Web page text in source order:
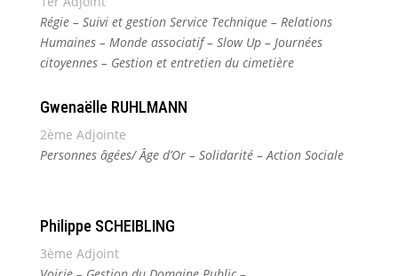
Régie – Suivi et gestion Service Technique – Relations
Humaines – Monde associatif – Slow Up – Journées
citoyennes – Gestion et entretien du cimetière
Gwenaëlle RUHLMANN
2ème Adjointe
Personnes âgées/ Âge d’Or – Solidarité – Action Sociale
Philippe SCHEIBLING
3ème Adjoint